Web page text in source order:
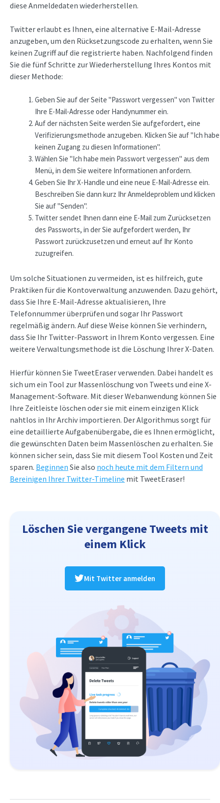
diese Anmeldedaten wiederherstellen.
Twitter erlaubt es Ihnen, eine alternative E-Mail-Adresse
anzugeben, um den Rücksetzungscode zu erhalten, wenn Sie
keinen Zugriff auf die registrierte haben. Nachfolgend finden
Sie die fünf Schritte zur Wiederherstellung Ihres Kontos mit
dieser Methode:
Geben Sie auf der Seite "Passwort vergessen" von Twitter
Ihre E-Mail-Adresse oder Handynummer ein.
Auf der nächsten Seite werden Sie aufgefordert, eine
Verifizierungsmethode anzugeben. Klicken Sie auf "Ich habe
keinen Zugang zu diesen Informationen".
Wählen Sie "Ich habe mein Passwort vergessen" aus dem
Menü, in dem Sie weitere Informationen anfordern.
Geben Sie Ihr X-Handle und eine neue E-Mail-Adresse ein.
Beschreiben Sie dann kurz Ihr Anmeldeproblem und klicken
Sie auf "Senden".
Twitter sendet Ihnen dann eine E-Mail zum Zurücksetzen
des Passworts, in der Sie aufgefordert werden, Ihr
Passwort zurückzusetzen und erneut auf Ihr Konto
zuzugreifen.
Um solche Situationen zu vermeiden, ist es hilfreich, gute
Praktiken für die Kontoverwaltung anzuwenden. Dazu gehört,
dass Sie Ihre E-Mail-Adresse aktualisieren, Ihre
Telefonnummer überprüfen und sogar Ihr Passwort
regelmäßig ändern. Auf diese Weise können Sie verhindern,
dass Sie Ihr Twitter-Passwort in Ihrem Konto vergessen. Eine
weitere Verwaltungsmethode ist die Löschung Ihrer X-Daten.
Hierfür können Sie TweetEraser verwenden. Dabei handelt es
sich um ein Tool zur Massenlöschung von Tweets und eine X-
Management-Software. Mit dieser Webanwendung können Sie
Ihre Zeitleiste löschen oder sie mit einem einzigen Klick
nahtlos in Ihr Archiv importieren. Der Algorithmus sorgt für
eine detaillierte Aufgabenübergabe, die es Ihnen ermöglicht,
die gewünschten Daten beim Massenlöschen zu erhalten. Sie
können sicher sein, dass Sie mit diesem Tool Kosten und Zeit
sparen. Beginnen Sie also noch heute mit dem Filtern und
Bereinigen Ihrer Twitter-Timeline mit TweetEraser!
Löschen Sie vergangene Tweets mit
einem Klick
Mit Twitter anmelden